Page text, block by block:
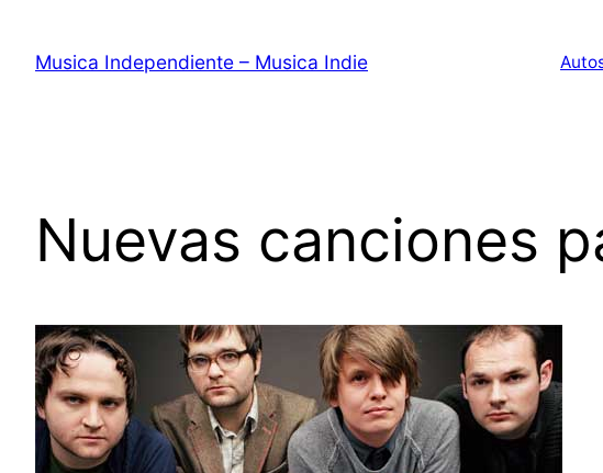
contenido
Musica Independiente – Musica Indie
Nuevas canciones